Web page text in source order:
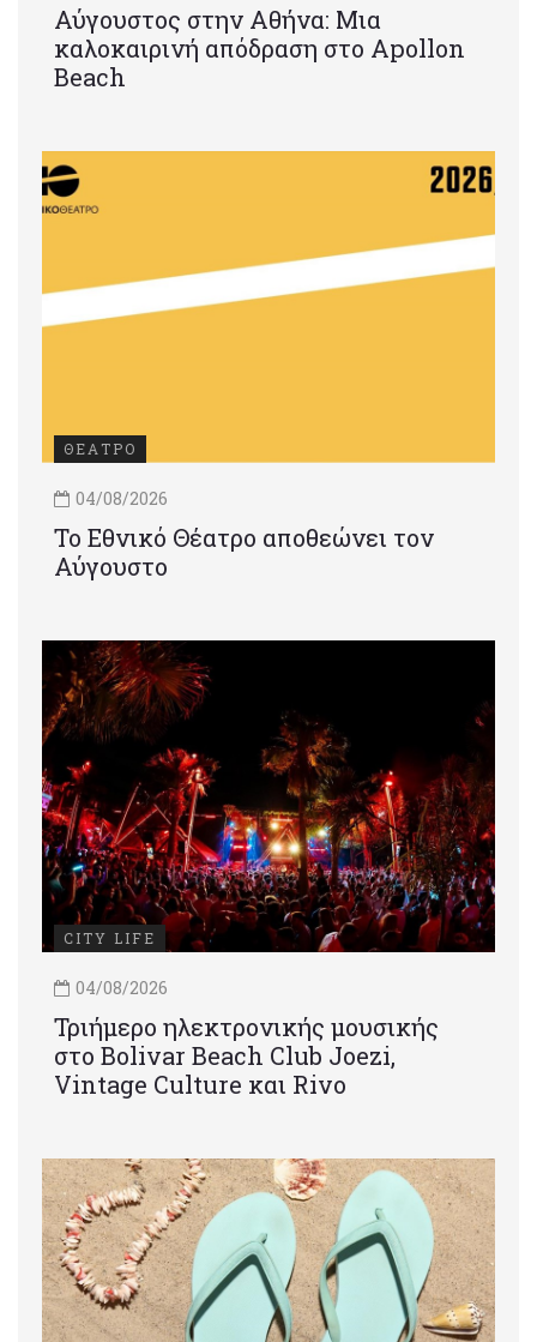
Αύγουστος στην Αθήνα: Μια
καλοκαιρινή απόδραση στο Apollon
Beach
ΘΕΑΤΡΟ
04/08/2026
Το Εθνικό Θέατρο αποθεώνει τον
Αύγουστο
CITY LIFE
04/08/2026
Τριήμερο ηλεκτρονικής μουσικής
στο Bolivar Beach Club Joezi,
Vintage Culture και Rivo